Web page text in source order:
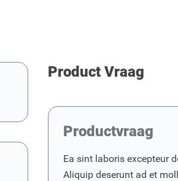
Product Vraag
Productvraag
Ea sint laboris excepteur
Aliquip deserunt ad et